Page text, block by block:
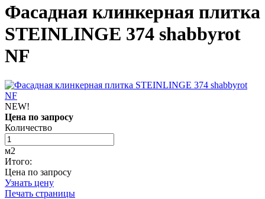
Фасадная клинкерная плитка
STEINLINGE 374 shabbyrot
NF
NEW!
Цена по запросу
Количество
м2
Итого:
Цена по запросу
Узнать цену
Печать страницы